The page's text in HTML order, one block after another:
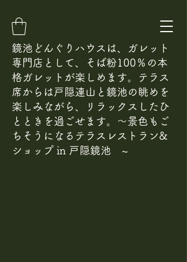
鏡池どんぐりハウスは、ガレット
専門店として、そば粉100％の本
格ガレットが楽しめ ます。テラス
席からは戸隠連山と鏡池の眺めを
楽しみながら、リラックスしたひ
とときを過ごせます。～景色もご
ちそうになるテラスレストラン&
ショップ in 戸隠鏡池 ~